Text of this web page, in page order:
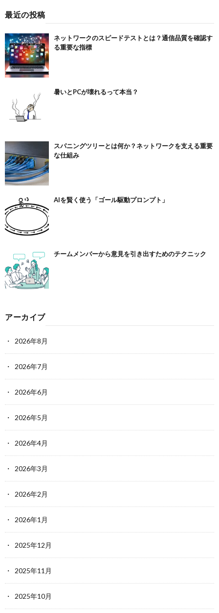
最近の投稿
ネットワークのスピードテストとは？通信品質を確認す
る重要な指標
暑いとPCが壊れるって本当？
スパニングツリーとは何か？ネットワークを支える重要
な仕組み
AIを賢く使う「ゴール駆動プロンプト」
チームメンバーから意見を引き出すためのテクニック
アーカイブ
2026年8月
2026年7月
2026年6月
2026年5月
2026年4月
2026年3月
2026年2月
2026年1月
2025年12月
2025年11月
2025年10月